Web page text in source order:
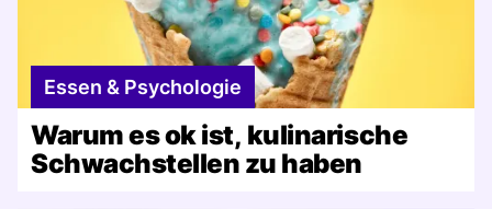
Essen & Psychologie
Warum es ok ist, kulinarische
Schwachstellen zu haben